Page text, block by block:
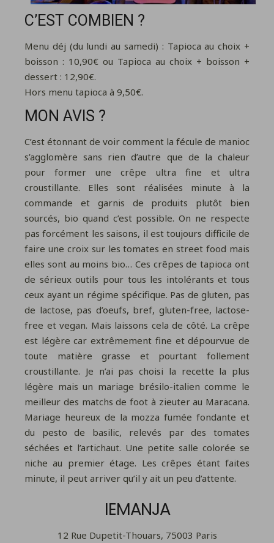
C’EST COMBIEN ?
Menu déj (du lundi au samedi) : Tapioca au choix +
boisson : 10,90€ ou Tapioca au choix + boisson +
dessert : 12,90€.
Hors menu tapioca à 9,50€.
MON AVIS ?
C’est étonnant de voir comment la fécule de manioc
s’agglomère sans rien d’autre que de la chaleur
pour former une crêpe ultra fine et ultra
croustillante. Elles sont réalisées minute à la
commande et garnis de produits plutôt bien
sourcés, bio quand c’est possible. On ne respecte
pas forcément les saisons, il est toujours difficile de
faire une croix sur les tomates en street food mais
elles sont au moins bio… Ces crêpes de tapioca ont
de sérieux outils pour tous les intolérants et tous
ceux ayant un régime spécifique. Pas de gluten, pas
de lactose, pas d’oeufs, bref, gluten-free, lactose-
free et vegan. Mais laissons cela de côté. La crêpe
est légère car extrêmement fine et dépourvue de
toute matière grasse et pourtant follement
croustillante. Je n’ai pas choisi la recette la plus
légère mais un mariage brésilo-italien comme le
meilleur des matchs de foot à zieuter au Maracana.
Mariage heureux de la mozza fumée fondante et
du pesto de basilic, relevés par des tomates
séchées et l’artichaut. Une petite salle colorée se
niche au premier étage. Les crêpes étant faites
minute, il peut arriver qu’il y ait un peu d’attente.
IEMANJA
12 Rue Dupetit-Thouars, 75003 Paris